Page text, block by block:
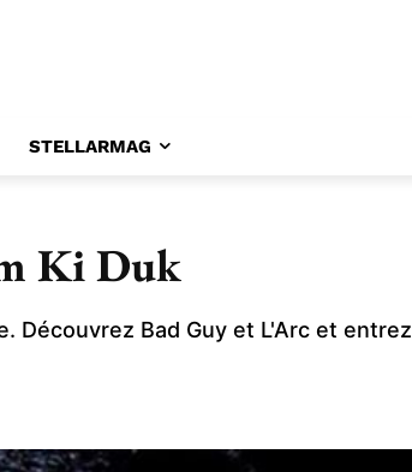
STELLARMAG
Ki Duk
Découvrez Bad Guy et L'Arc et entrez